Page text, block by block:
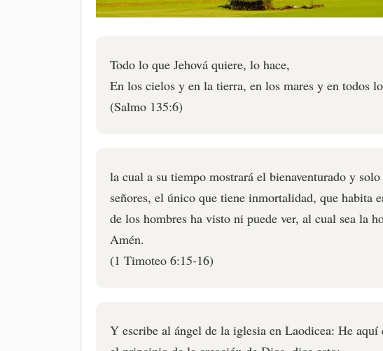
Todo lo que Jehová quiere, lo hace,
En los cielos y en la tierra, en los mares y en todos
(Salmo 135:6)
la cual a su tiempo mostrará el bienaventurado y
señores, el único que tiene inmortalidad, que habita
de los hombres ha visto ni puede ver, al cual sea la
Amén.
(1 Timoteo 6:15-16)
Y escribe al ángel de la iglesia en Laodicea: He